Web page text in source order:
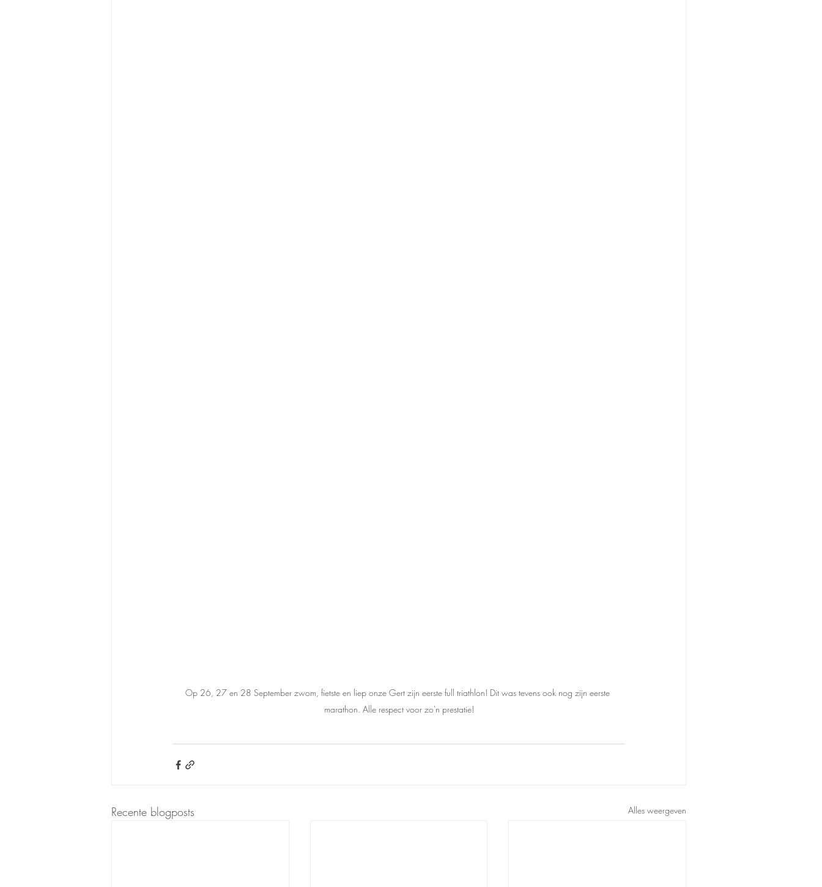
Op 26, 27 en 28 September zwom, fietste en liep onze Gert zijn eerste full triathlon! Dit was tevens ook nog zijn eerste
marathon. Alle respect voor zo'n prestatie!
Recente blogposts Alles weergeven